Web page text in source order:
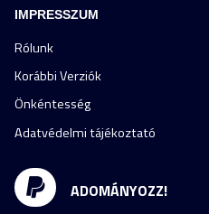
ADOMÁNYOZZ!
IMPRESSZUM
Rólunk
Korábbi Verziók
Önkéntesség
Adatvédelmi tájékoztató